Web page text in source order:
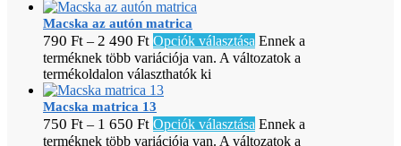
Macska az autón matrica
790 Ft – 2 490 Ft Opciók választása Ennek a
terméknek több variációja van. A változatok a
termékoldalon választhatók ki
Macska matrica 13
750 Ft – 1 650 Ft Opciók választása Ennek a
terméknek több variációja van. A változatok a